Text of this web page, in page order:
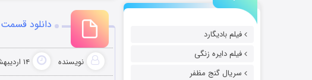
فیلم بادیگارد
فیلم دایره زنگی
سریال گنج مظفر
دانلود قسمت 30 سی ام سریال خسوف
نویسنده ۱۴ اردیبهشت ۱۴۰۱